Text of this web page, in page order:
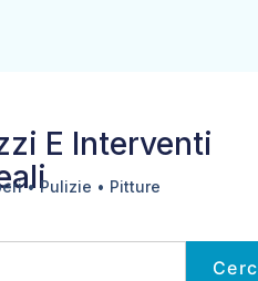
E Interventi
• Pulizie • Pitture